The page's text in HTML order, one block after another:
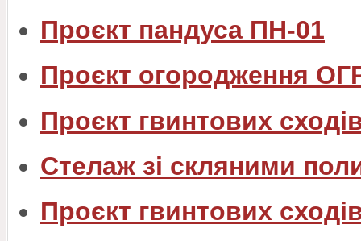
Проєкт пандуса ПН-01
Проєкт огородження
Проєкт гвинтових
Стелаж зі скляними
Проєкт гвинтових